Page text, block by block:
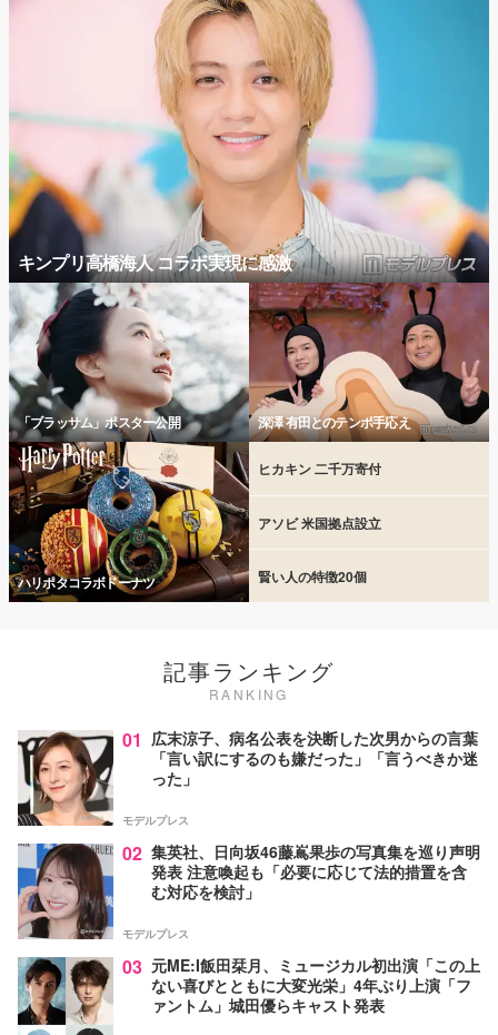
キンプリ高橋海人 コラボ実現に感激
「ブラッサム」ポスター公開 深澤 有田とのテンポ手応え
ハリポタコラボドーナツ
ヒカキン 二千万寄付
アソビ 米国拠点設立
賢い人の特徴20個
記事ランキング
RANKING
01 広末涼子、病名公表を決断した次男からの言葉
「言い訳にするのも嫌だった」「言うべきか迷
った」
モデルプレス
02 集英社、日向坂46藤嶌果歩の写真集を巡り声明
発表 注意喚起も「必要に応じて法的措置を含
む対応を検討」
モデルプレス
03 元ME:I飯田栞月、ミュージカル初出演「この上
ない喜びとともに大変光栄」4年ぶり上演「フ
ァントム」城田優らキャスト発表